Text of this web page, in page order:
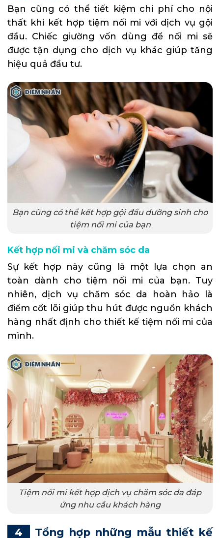
Bạn cũng có thể tiết kiệm chi phí cho nội
thất khi kết hợp tiệm nối mi với dịch vụ gội
đầu. Chiếc giường vốn dùng để nối mi sẽ
được tận dụng cho dịch vụ khác giúp tăng
hiệu quả đầu tư.
Bạn cũng có thể kết hợp gội đầu dưỡng sinh cho
tiệm nối mi của bạn
Kết hợp nối mi và chăm sóc da
Sự kết hợp này cũng là một lựa chọn an
toàn dành cho tiệm nối mi của bạn. Tuy
nhiên, dịch vụ chăm sóc da hoàn hảo là
điểm cốt lõi giúp thu hút được nguồn khách
hàng nhất định cho thiết kế tiệm nối mi của
mình.
Tiệm nối mi kết hợp dịch vụ chăm sóc da đáp
ứng nhu cầu khách hàng
Tổng hợp những mẫu thiết kế